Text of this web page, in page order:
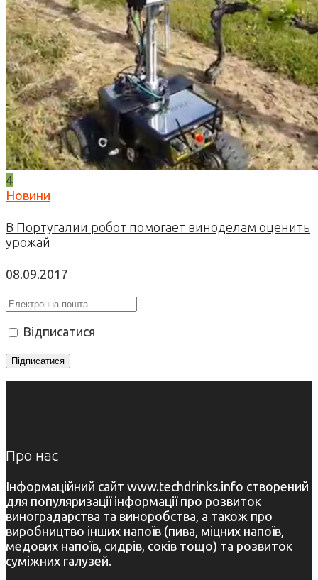
4
Новини
В Португалии робот помогает виноделам оценить
урожай
08.09.2017
Відписатися
Про нас
Інформаційний сайт www.techdrinks.info створений
для популяризації інформації про розвиток
виноградарства та виноробства, а також про
виробництво інших напоїв (пива, міцних напоїв,
медових напоїв, сидрів, соків тощо) та розвиток
суміжних галузей.